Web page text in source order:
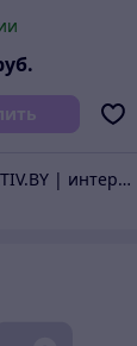
INTERAKTIV.BY | интерактивное оборудование